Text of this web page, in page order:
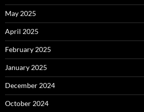
May 2025
April 2025
February 2025
January 2025
December 2024
October 2024